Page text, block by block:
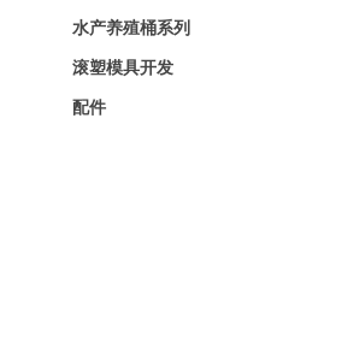
水产养殖桶系列
滚塑模具开发
配件